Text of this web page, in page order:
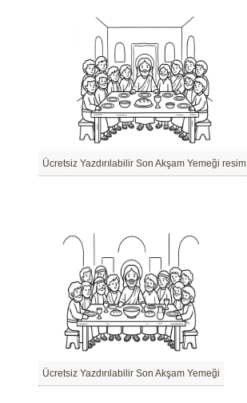
Ücretsiz Yazdırılabilir Son Akşam Yemeği resim
Ücretsiz Yazdırılabilir Son Akşam Yemeği